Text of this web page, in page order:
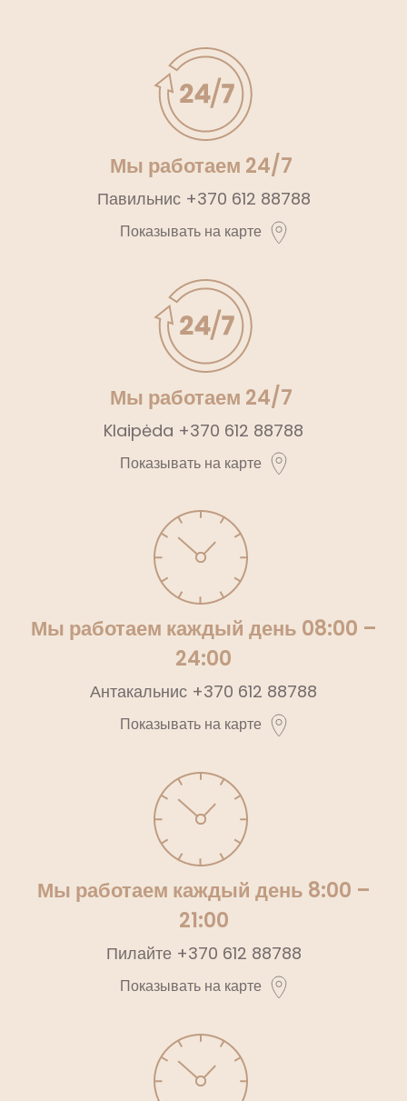
Мы работаем 24/7
Павильнис +370 612 88788
Показывать на карте
Мы работаем 24/7
Klaipėda +370 612 88788
Показывать на карте
Мы работаем каждый день 08:00 –
24:00
Антакальнис +370 612 88788
Показывать на карте
Мы работаем каждый день 8:00 –
21:00
Пилайте +370 612 88788
Показывать на карте